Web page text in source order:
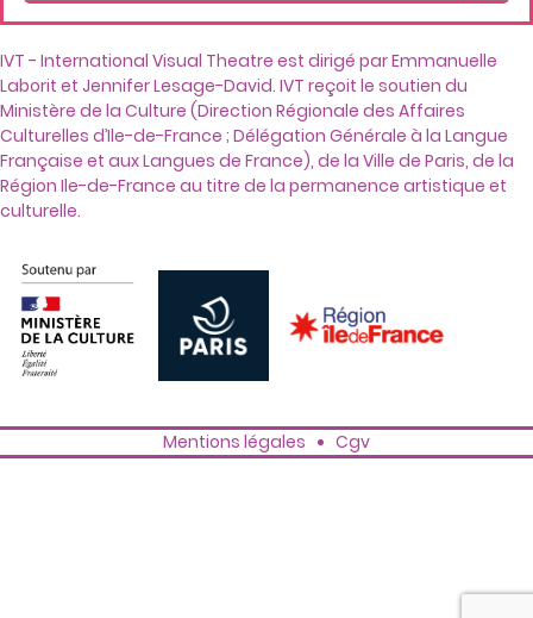
IVT - International Visual Theatre est dirigé par Emmanuelle
Laborit et Jennifer Lesage-David. IVT reçoit le soutien du
Ministère de la Culture (Direction Régionale des Affaires
Culturelles d’Ile-de-France ; Délégation Générale à la Langue
Française et aux Langues de France), de la Ville de Paris, de la
Région Ile-de-France au titre de la permanence artistique et
culturelle.
Mentions légales Cgv